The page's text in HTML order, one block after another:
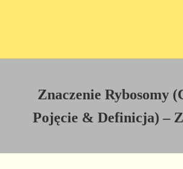
Znaczenie Rybosomy
Pojęcie & Definicja) –